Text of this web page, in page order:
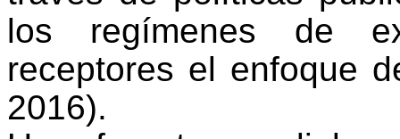
los regímenes de
receptores el enfoque
2016).